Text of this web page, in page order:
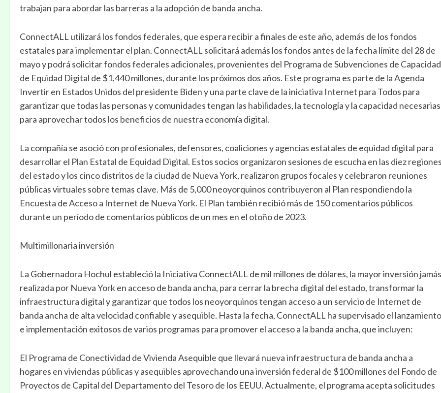
trabajan para abordar las barreras a la adopción de banda ancha.
ConnectALL utilizará los fondos federales, que espera recibir a finales de este año, además de los fondos
estatales para implementar el plan. ConnectALL solicitará además los fondos antes de la fecha límite del 28 de
mayo y podrá solicitar fondos federales adicionales, provenientes del Programa de Subvenciones de Capacidad
de Equidad Digital de $1,440 millones, durante los próximos dos años. Este programa es parte de la Agenda
Invertir en Estados Unidos del presidente Biden y una parte clave de la iniciativa Internet para Todos para
garantizar que todas las personas y comunidades tengan las habilidades, la tecnología y la capacidad necesarias
para aprovechar todos los beneficios de nuestra economía digital.
La compañía se asoció con profesionales, defensores, coaliciones y agencias estatales de equidad digital para
desarrollar el Plan Estatal de Equidad Digital. Estos socios organizaron sesiones de escucha en las diez regiones
del estado y los cinco distritos de la ciudad de Nueva York, realizaron grupos focales y celebraron reuniones
públicas virtuales sobre temas clave. Más de 5,000 neoyorquinos contribuyeron al Plan respondiendo la
Encuesta de Acceso a Internet de Nueva York. El Plan también recibió más de 150 comentarios públicos
durante un período de comentarios públicos de un mes en el otoño de 2023.
Multimillonaria inversión
La Gobernadora Hochul estableció la Iniciativa ConnectALL de mil millones de dólares, la mayor inversión jamás
realizada por Nueva York en acceso de banda ancha, para cerrar la brecha digital del estado, transformar la
infraestructura digital y garantizar que todos los neoyorquinos tengan acceso a un servicio de Internet de
banda ancha de alta velocidad confiable y asequible. Hasta la fecha, ConnectALL ha supervisado el lanzamiento
e implementación exitosos de varios programas para promover el acceso a la banda ancha, que incluyen:
El Programa de Conectividad de Vivienda Asequible que llevará nueva infraestructura de banda ancha a
hogares en viviendas públicas y asequibles aprovechando una inversión federal de $100 millones del Fondo de
Proyectos de Capital del Departamento del Tesoro de los EEUU. Actualmente, el programa acepta solicitudes